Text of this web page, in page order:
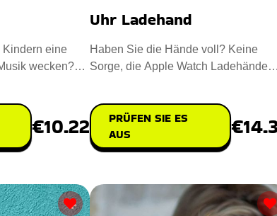
Kindern eine
wecken?
€10.22
Uhr Ladehand
Haben Sie die Hände voll? Keine
Sorge, die Apple Watch Ladehände
PRÜFEN SIE ES
AUS